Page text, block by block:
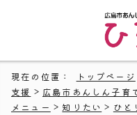
現在の位置： トップページ
支援 > 広島市あんしん子育
メニュー >知りたい > ひと